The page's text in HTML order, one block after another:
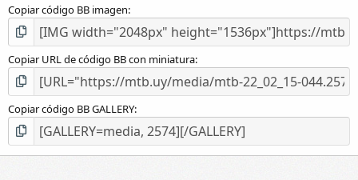
)
Copiar código BB imagen
Copiar URL de código BB con miniatura
Copiar código BB GALLERY